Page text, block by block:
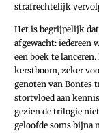
strafrechtelijk
Het is begrijpelijk
afgewacht: iedereen
een boek te
kerstboom, zeker
genoten van Bontes
stortvloed aan
gezien de trilogie
geloofde soms bijna